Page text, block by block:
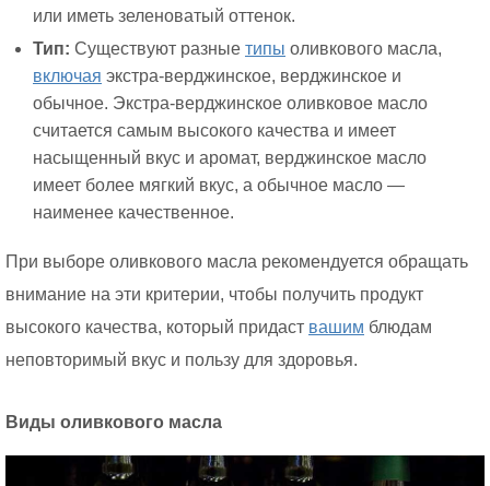
или иметь зеленоватый оттенок.
Тип: Существуют разные типы оливкового масла,
включая экстра-верджинское, верджинское и
обычное. Экстра-верджинское оливковое масло
считается самым высокого качества и имеет
насыщенный вкус и аромат, верджинское масло
имеет более мягкий вкус, а обычное масло —
наименее качественное.
При выборе оливкового масла рекомендуется обращать
внимание на эти критерии, чтобы получить продукт
высокого качества, который придаст вашим блюдам
неповторимый вкус и пользу для здоровья.
Виды оливкового масла